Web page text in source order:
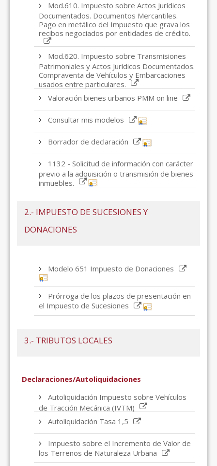
Mod.610. Impuesto sobre Actos Jurídicos
Documentados. Documentos Mercantiles.
Pago en metálico del Impuesto que grava los
recibos negociados por entidades de crédito.
Mod.620. Impuesto sobre Transmisiones
Patrimoniales y Actos Jurídicos Documentados.
Compraventa de Vehículos y Embarcaciones
usados entre particulares.
Valoración bienes urbanos PMM on line
Consultar mis modelos
Borrador de declaración
1132 - Solicitud de información con carácter
previo a la adquisición o transmisión de bienes
inmuebles.
2.- IMPUESTO DE SUCESIONES Y
DONACIONES
Modelo 651 Impuesto de Donaciones
Prórroga de los plazos de presentación en
el Impuesto de Sucesiones
3.- TRIBUTOS LOCALES
Declaraciones/Autoliquidaciones
Autoliquidación Impuesto sobre Vehículos
de Tracción Mecánica (IVTM)
Autoliquidación Tasa 1,5
Impuesto sobre el Incremento de Valor de
los Terrenos de Naturaleza Urbana